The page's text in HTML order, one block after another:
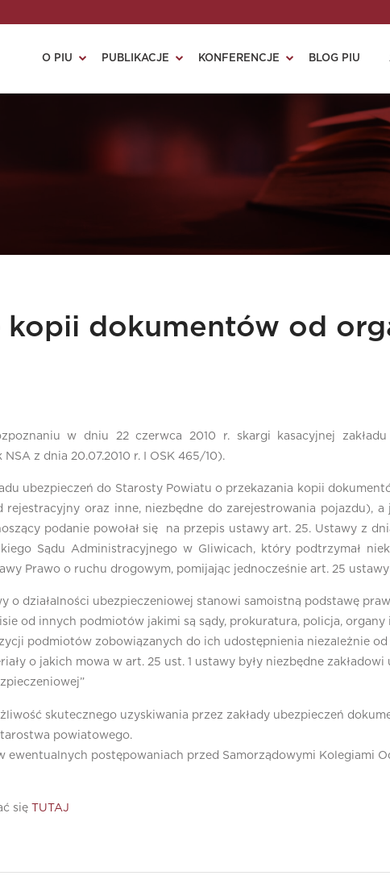
O PIU PUBLIKACJE KONFERENCJE BLOG PIU
kopii dokumentów od
w dniu 22 czerwca 2010 r. skargi kasacyjnej
z dnia 20.07.2010 r. I OSK 465/10).
ubezpieczeń do Starosty Powiatu o przekazania kopii
rejestracyjny oraz inne, niezbędne do zarejestrowania pojazdu),
podanie powołał się na przepis ustawy art. 25. Ustawy z
Sądu Administracyjnego w Gliwicach, który podtrzymał
Prawo o ruchu drogowym, pomijając jednocześnie art. 25
o działalności ubezpieczeniowej stanowi samoistną podstawę
od innych podmiotów jakimi są sądy, prokuratura, policja,
podmiotów zobowiązanych do ich udostępnienia niezależnie
o jakich mowa w art. 25 ust. 1 ustawy były niezbędne
skutecznego uzyskiwania przez zakłady ubezpieczeń
powiatowego.
ewentualnych postępowaniach przed Samorządowymi Kolegiami
się TUTAJ